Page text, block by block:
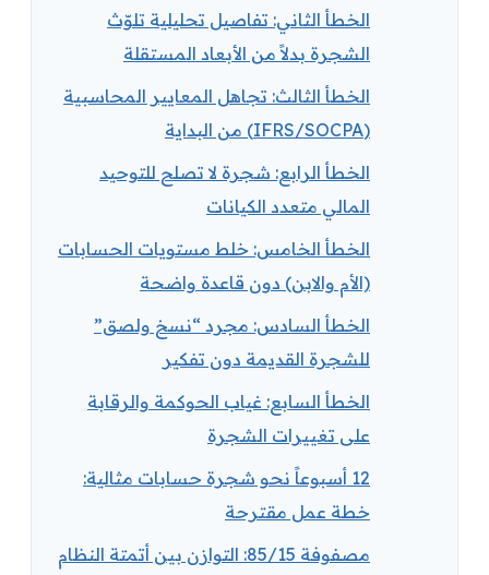
الخطأ الثاني: تفاصيل تحليلية تلوّث
الشجرة بدلاً من الأبعاد المستقلة
الخطأ الثالث: تجاهل المعايير المحاسبية
(IFRS/SOCPA) من البداية
الخطأ الرابع: شجرة لا تصلح للتوحيد
المالي متعدد الكيانات
الخطأ الخامس: خلط مستويات الحسابات
(الأم والابن) دون قاعدة واضحة
الخطأ السادس: مجرد “نسخ ولصق”
للشجرة القديمة دون تفكير
الخطأ السابع: غياب الحوكمة والرقابة
على تغييرات الشجرة
12 أسبوعاً نحو شجرة حسابات مثالية:
خطة عمل مقترحة
مصفوفة 85/15: التوازن بين أتمتة النظام